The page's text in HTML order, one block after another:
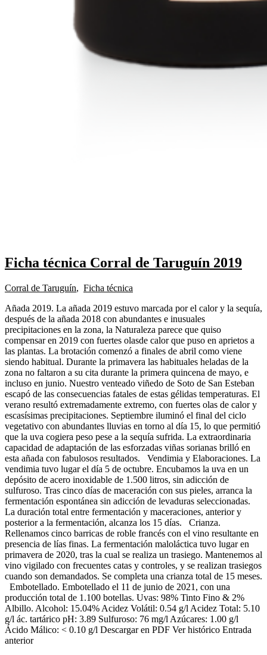
Ficha técnica Corral de Taruguín 2019
Corral de Taruguín, Ficha técnica
Añada 2019. La añada 2019 estuvo marcada por el calor y la sequía,
después de la añada 2018 con abundantes e inusuales
precipitaciones en la zona, la Naturaleza parece que quiso
compensar en 2019 con fuertes olasde calor que puso en aprietos a
las plantas. La brotación comenzó a finales de abril como viene
siendo habitual. Durante la primavera las habituales heladas de la
zona no faltaron a su cita durante la primera quincena de mayo, e
incluso en junio. Nuestro venteado viñedo de Soto de San Esteban
escapó de las consecuencias fatales de estas gélidas temperaturas. El
verano resultó extremadamente extremo, con fuertes olas de calor y
escasísimas precipitaciones. Septiembre iluminó el final del ciclo
vegetativo con abundantes lluvias en torno al día 15, lo que permitió
que la uva cogiera peso pese a la sequía sufrida. La extraordinaria
capacidad de adaptación de las esforzadas viñas sorianas brilló en
esta añada con fabulosos resultados. Vendimia y Elaboraciones. La
vendimia tuvo lugar el día 5 de octubre. Encubamos la uva en un
depósito de acero inoxidable de 1.500 litros, sin adicción de
sulfuroso. Tras cinco días de maceración con sus pieles, arranca la
fermentación espontánea sin adicción de levaduras seleccionadas.
La duración total entre fermentación y maceraciones, anterior y
posterior a la fermentación, alcanza los 15 días. Crianza.
Rellenamos cinco barricas de roble francés con el vino resultante en
presencia de lías finas. La fermentación maloláctica tuvo lugar en
primavera de 2020, tras la cual se realiza un trasiego. Mantenemos al
vino vigilado con frecuentes catas y controles, y se realizan trasiegos
cuando son demandados. Se completa una crianza total de 15 meses.
Embotellado. Embotellado el 11 de junio de 2021, con una
producción total de 1.100 botellas. Uvas: 98% Tinto Fino & 2%
Albillo. Alcohol: 15.04% Acidez Volátil: 0.54 g/l Acidez Total: 5.10
g/l ác. tartárico pH: 3.89 Sulfuroso: 76 mg/l Azúcares: 1.00 g/l
Ácido Málico: < 0.10 g/l Descargar en PDF Ver histórico Entrada
anterior